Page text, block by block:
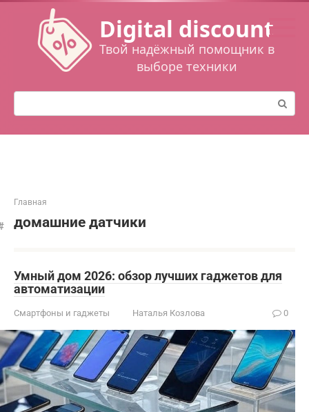
Перейти
контенту
Digital discount
Твой надёжный помощник в
выборе техники
Поиск:
Главная
домашние датчики
Умный дом 2026: обзор лучших гаджетов для
автоматизации
Смартфоны и гаджеты Наталья Козлова 0